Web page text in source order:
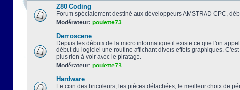
Z80 Coding
Forum spécialement destiné aux développeurs AMSTRAD CPC,
Modérateur: poulette73
Demoscene
Depuis les débuts de la micro informatique il existe ce que l'on
début du logiciel une routine affichant divers effets graphiques.
plus rien à voir avec le piratage.
Modérateur: poulette73
Hardware
Le coin des bricoleurs, les pièces détachées, le meilleur choix de